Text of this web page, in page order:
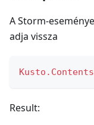
A Storm-
adja vissza
Kusto.Contents
Result: